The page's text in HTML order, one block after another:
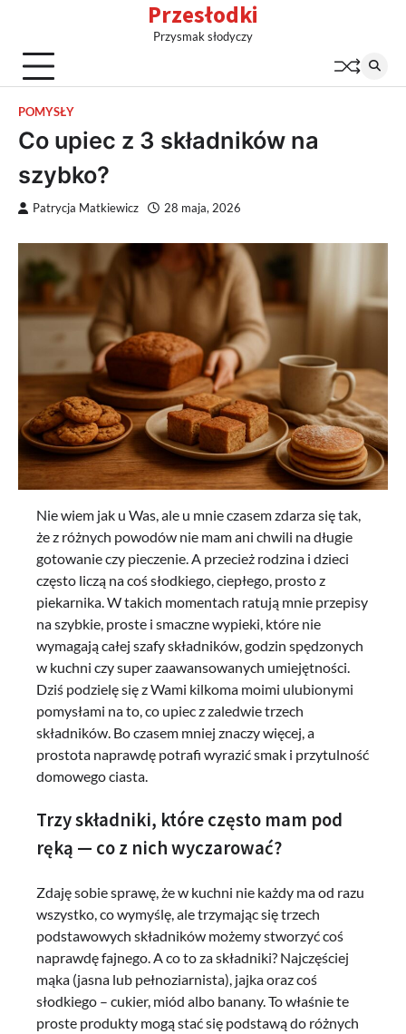
content
Przesłodki
Przysmak słodyczy
POMYSŁY
Co upiec z 3 składników na
szybko?
Patrycja Matkiewicz 28 maja, 2026
Nie wiem jak u Was, ale u mnie czasem zdarza się tak,
że z różnych powodów nie mam ani chwili na długie
gotowanie czy pieczenie. A przecież rodzina i dzieci
często liczą na coś słodkiego, ciepłego, prosto z
piekarnika. W takich momentach ratują mnie przepisy
na szybkie, proste i smaczne wypieki, które nie
wymagają całej szafy składników, godzin spędzonych
w kuchni czy super zaawansowanych umiejętności.
Dziś podzielę się z Wami kilkoma moimi ulubionymi
pomysłami na to, co upiec z zaledwie trzech
składników. Bo czasem mniej znaczy więcej, a
prostota naprawdę potrafi wyrazić smak i przytulność
domowego ciasta.
Trzy składniki, które często mam pod
ręką — co z nich wyczarować?
Zdaję sobie sprawę, że w kuchni nie każdy ma od razu
wszystko, co wymyślę, ale trzymając się trzech
podstawowych składników możemy stworzyć coś
naprawdę fajnego. A co to za składniki? Najczęściej
mąka (jasna lub pełnoziarnista), jajka oraz coś
słodkiego – cukier, miód albo banany. To właśnie te
proste produkty mogą stać się podstawą do różnych